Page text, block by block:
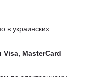
в украинских
Visa, MasterCard